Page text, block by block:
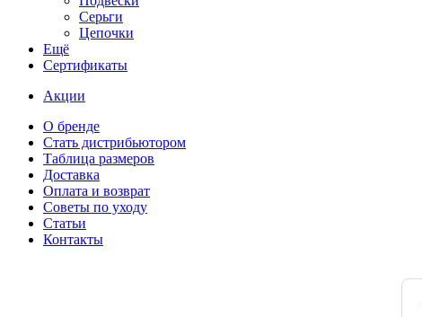
Серьги
Цепочки
Ещё
Сертификаты
Акции
О бренде
Стать дистрибьютором
Таблица размеров
Доставка
Оплата и возврат
Советы по уходу
Статьи
Контакты